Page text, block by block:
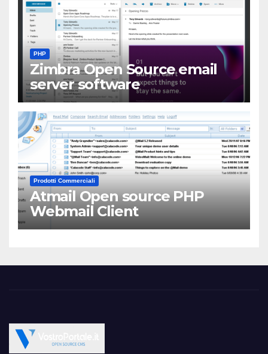
PHP
Zimbra Open Source email
server software
Prodotti Commerciali
Atmail Open source PHP
Webmail Client